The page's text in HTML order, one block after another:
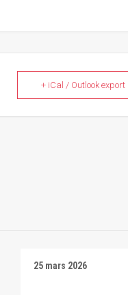
+ iCal / Outlook export
25 mars 2026